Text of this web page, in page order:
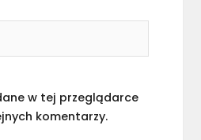
w tej przeglądarce
komentarzy.